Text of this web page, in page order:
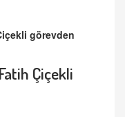
Çiçekli